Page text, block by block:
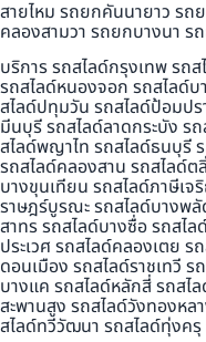
สายไหม รถยกคันนายาว ร
คลองสามวา รถยกบางนา
บริการ รถสไลด์กรุงเทพ รถ
รถสไลด์หนองจอก รถสไลด์บ
สไลด์ปทุมวัน รถสไลด์ป้อมป
มีนบุรี รถสไลด์ลาดกระบัง ร
สไลด์พญาไท รถสไลด์ธนบุรี
รถสไลด์คลองสาน รถสไลด์
บางขุนเทียน รถสไลด์ภาษีเ
ราษฎร์บูรณะ รถสไลด์บางพ
สาทร รถสไลด์บางซื่อ รถสไ
ประเวศ รถสไลด์คลองเตย
ดอนเมือง รถสไลด์ราชเทวี
บางแค รถสไลด์หลักสี่ รถสไ
สะพานสูง รถสไลด์วังทองหล
สไลด์ทวีวัฒนา รถสไลด์ทุ่งค